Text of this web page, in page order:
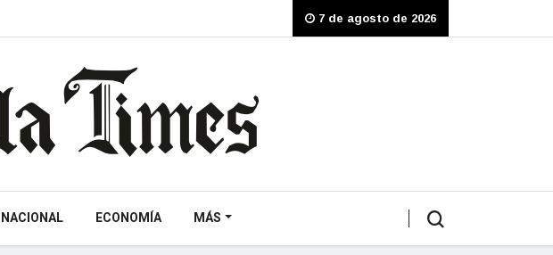
7 de agosto de 2026
NACIONAL ECONOMÍA MÁS